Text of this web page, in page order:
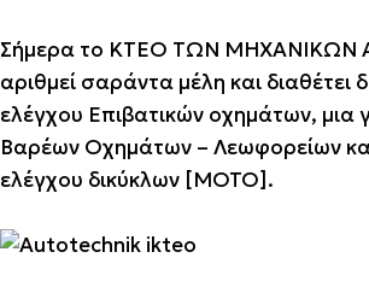
Σήμερα το ΚΤΕΟ ΤΩΝ ΜΗΧΑΝΙΚΩΝ
αριθμεί σαράντα μέλη και διαθέτει
ελέγχου Επιβατικών οχημάτων, μια
Βαρέων Οχημάτων – Λεωφορείων
ελέγχου δικύκλων [ΜΟΤΟ].